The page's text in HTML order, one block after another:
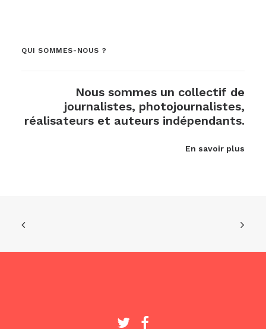
QUI SOMMES-NOUS ?
Nous sommes un collectif de
journalistes, photojournalistes,
réalisateurs et auteurs indépendants.
En savoir plus